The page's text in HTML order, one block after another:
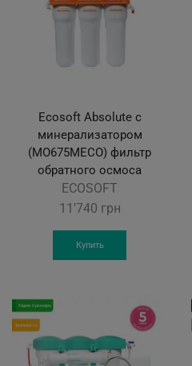
Ecosoft Absolute с
минерализатором
(MO675MECO) фильтр
обратного осмоса
ECOSOFT
11'740 грн
Купить